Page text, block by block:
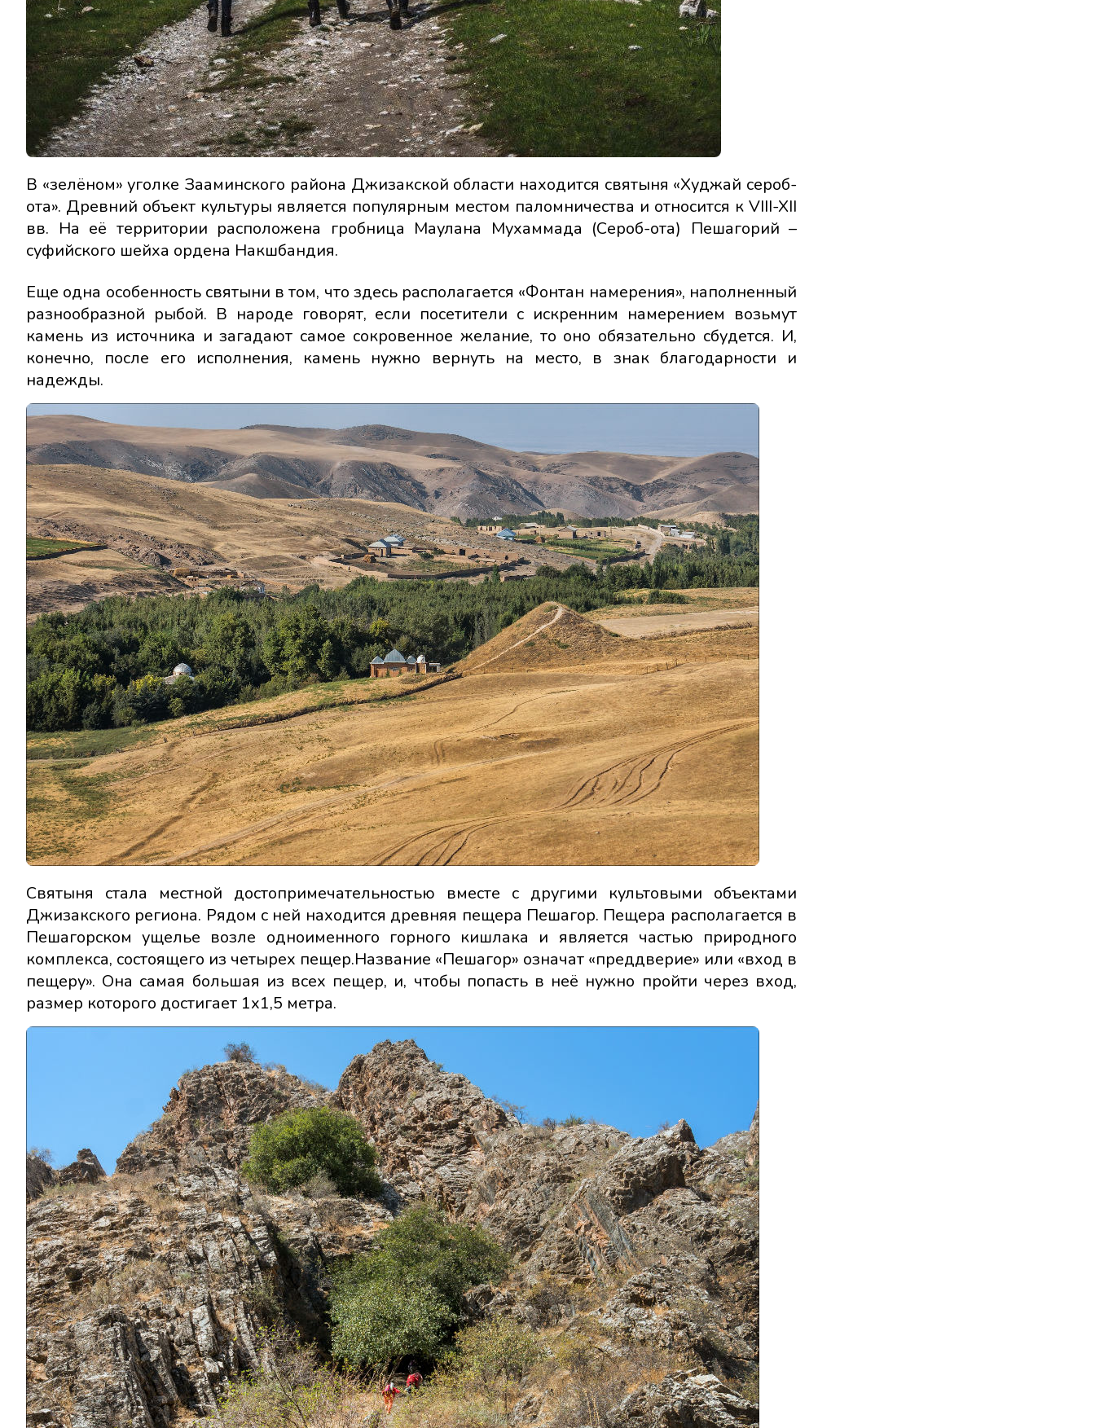
В «зелёном» уголке Зааминского района Джизакской области находится святыня «Худжай сероб-
ота». Древний объект культуры является популярным местом паломничества и относится к VIII-XII
вв. На её территории расположена гробница Маулана Мухаммада (Сероб-ота) Пешагорий –
суфийского шейха ордена Накшбандия.
Еще одна особенность святыни в том, что здесь располагается «Фонтан намерения», наполненный
разнообразной рыбой. В народе говорят, если посетители с искренним намерением возьмут
камень из источника и загадают самое сокровенное желание, то оно обязательно сбудется. И,
конечно, после его исполнения, камень нужно вернуть на место, в знак благодарности и
надежды.
Святыня стала местной достопримечательностью вместе с другими культовыми объектами
Джизакского региона. Рядом с ней находится древняя пещера Пешагор. Пещера располагается в
Пешагорском ущелье возле одноименного горного кишлака и является частью природного
комплекса, состоящего из четырех пещер.Название «Пешагор» означат «преддверие» или «вход в
пещеру». Она самая большая из всех пещер, и, чтобы попасть в неё нужно пройти через вход,
размер которого достигает 1х1,5 метра.